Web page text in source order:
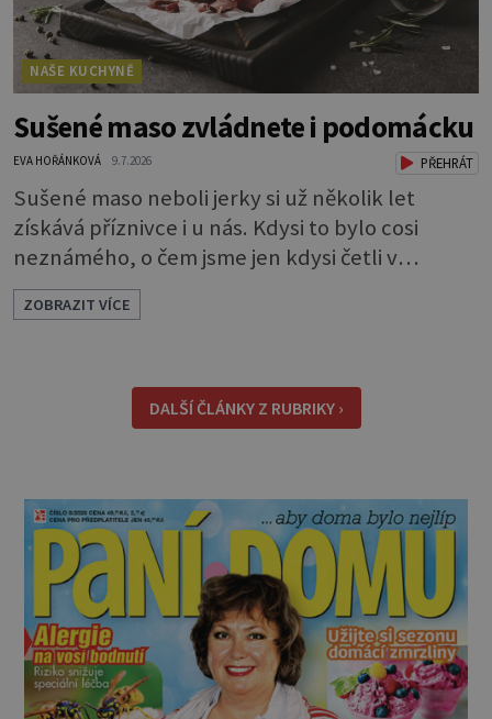
NAŠE KUCHYNĚ
Sušené maso zvládnete i podomácku
EVA HOŘÁNKOVÁ 9.7.2026 PŘEHRÁT
Sušené maso neboli jerky si už několik let
získává příznivce i u nás. Kdysi to bylo cosi
neznámého, o čem jsme jen kdysi četli v
knihách o americkém západě. Dneska si je
můžeme klidně koupit, ale také, což je ještě
během dne a určitě se vám hodí na výletě,
protože v batohu nezabere téměř žádné místo
ZOBRAZIT VÍCE
DALŠÍ ČLÁNKY Z RUBRIKY ›